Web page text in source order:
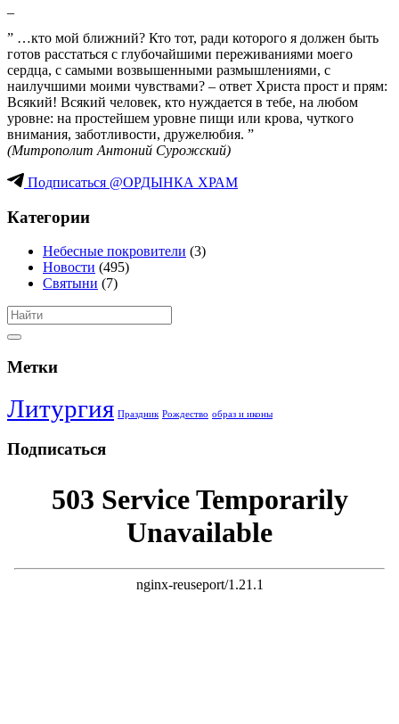
” …кто мой ближний? Кто тот, ради которого я должен быть
готов расстаться с глубочайшими переживаниями моего
сердца, с самыми возвышенными размышлениями, с
наилучшими моими чувствами? – ответ Христа прост и прям:
Всякий! Всякий человек, кто нуждается в тебе, на любом
уровне: на простейшем уровне пищи или крова, чуткого
внимания, заботливости, дружелюбия. ”
(Митрополит Антоний Сурожский)
Подписаться @ОРДЫНКА ХРАМ
Категории
Небесные покровители (3)
Новости (495)
Святыни (7)
Метки
Литургия Праздник Рождество образ и иконы
Подписаться